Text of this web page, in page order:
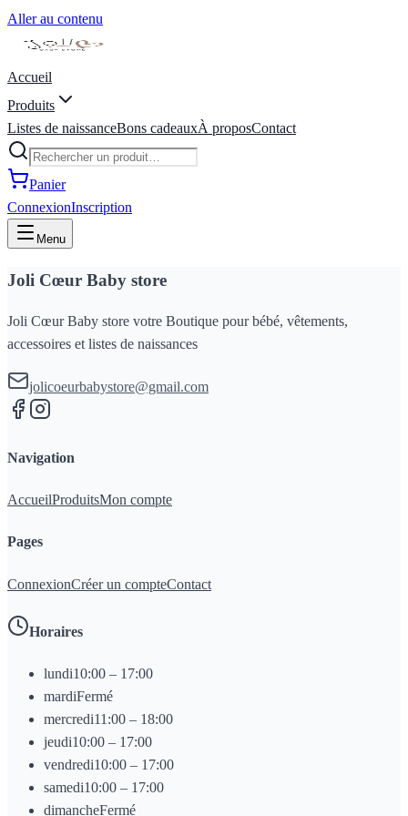
Aller au contenu
Accueil
Produits
Listes de naissanceBons cadeauxÀ proposContact
Panier
ConnexionInscription
Menu
Joli Cœur Baby store
Joli Cœur Baby store votre Boutique pour bébé, vêtements,
accessoires et listes de naissances
jolicoeurbabystore@gmail.com
Navigation
AccueilProduitsMon compte
Pages
ConnexionCréer un compteContact
Horaires
lundi10:00 – 17:00
mardiFermé
mercredi11:00 – 18:00
jeudi10:00 – 17:00
vendredi10:00 – 17:00
samedi10:00 – 17:00
dimancheFermé